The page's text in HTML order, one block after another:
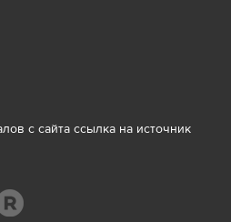
с сайта ссылка на источник